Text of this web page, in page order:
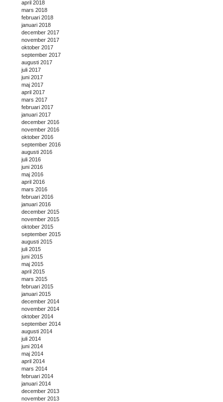
april 2018
mars 2018
februari 2018
januari 2018
december 2017
november 2017
oktober 2017
september 2017
augusti 2017
juli 2017
juni 2017
maj 2017
april 2017
mars 2017
februari 2017
januari 2017
december 2016
november 2016
oktober 2016
september 2016
augusti 2016
juli 2016
juni 2016
maj 2016
april 2016
mars 2016
februari 2016
januari 2016
december 2015
november 2015
oktober 2015
september 2015
augusti 2015
juli 2015
juni 2015
maj 2015
april 2015
mars 2015
februari 2015
januari 2015
december 2014
november 2014
oktober 2014
september 2014
augusti 2014
juli 2014
juni 2014
maj 2014
april 2014
mars 2014
februari 2014
januari 2014
december 2013
november 2013